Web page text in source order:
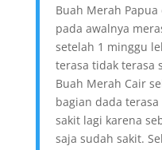
Buah Merah
pada awalnya
setelah 1 minggu
terasa tidak terasa
Buah Merah Cair
bagian dada
sakit lagi karena
saja sudah sakit.